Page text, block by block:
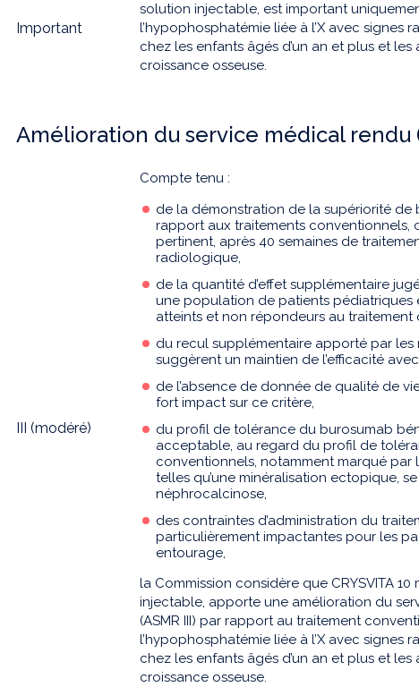
Important
solution injectable, est important
l’hypophosphatémie liée à l’X avec signes
chez les enfants âgés d’un an et plus et
croissance osseuse.
Amélioration du service médical rendu
III (modéré)
Compte tenu :
de la démonstration de la supériorité
rapport aux traitements conventionnels,
pertinent, après 40 semaines de
radiologique,
de la quantité d’effet supplémentaire
une population de patients pédiatriques
atteints et non répondeurs au traitement
du recul supplémentaire apporté par les
suggèrent un maintien de l’efficacité
de l’absence de donnée de qualité de
fort impact sur ce critère,
du profil de tolérance du burosumab
acceptable, au regard du profil de
conventionnels, notamment marqué
telles qu’une minéralisation ectopique,
néphrocalcinose,
des contraintes d’administration du
particulièrement impactantes pour les
entourage,
la Commission considère que CRYSVITA
injectable, apporte une amélioration du
(ASMR III) par rapport au traitement
l’hypophosphatémie liée à l’X avec signes
chez les enfants âgés d’un an et plus et
croissance osseuse.